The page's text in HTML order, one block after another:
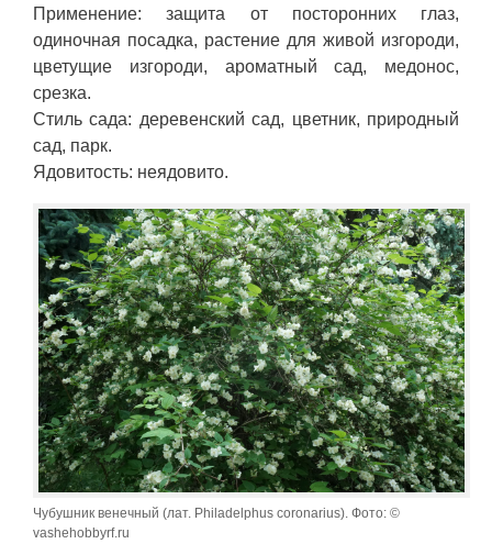
Применение: защита от посторонних глаз,
одиночная посадка, растение для живой изгороди,
цветущие изгороди, ароматный сад, медонос,
срезка.
Стиль сада: деревенский сад, цветник, природный
сад, парк.
Ядовитость: неядовито.
Чубушник венечный (лат. Philadelphus coronarius). Фото: ©
vashehobbyrf.ru